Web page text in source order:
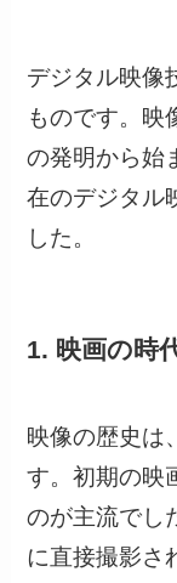
デジタル映像
ものです。映
の発明から始
在のデジタル
した。
1. 映画の時
映像の歴史は
す。初期の映
のが主流でし
に直接撮影さ